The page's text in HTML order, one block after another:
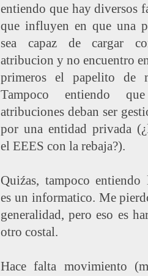
entiendo que hay diversos
que influyen en que una
sea capaz de cargar
atribucion y no encuentro
primeros el papelito de
Tampoco entiendo
atribuciones deban ser
por una entidad privada
el EEES con la rebaja?).
Quiźas, tampoco entiendo
es un informatico. Me
generalidad, pero eso es
otro costal.
Hace falta movimiento